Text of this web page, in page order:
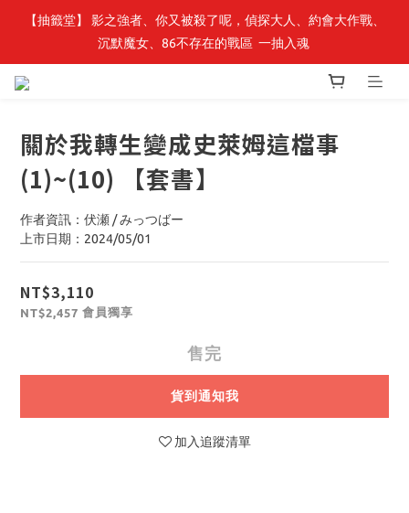
【轉生史萊姆】系列書展🌟系列小說 79 折，滿$389送「完節紀念
明信片組」
【抽籤堂】 影之強者、你又被殺了呢，偵探大人、約會大作戰、
沉默魔女、86不存在的戰區  一抽入魂
【轉生史萊姆】系列書展🌟系列小說 79 折，滿$389送「完節紀念
關於我轉生變成史萊姆這檔事
(1)~(10) 【套書】
作者資訊：伏瀬 / みっつばー
上市日期：2024/05/01
NT$3,110
NT$2,457 會員獨享
售完
貨到通知我
加入追蹤清單